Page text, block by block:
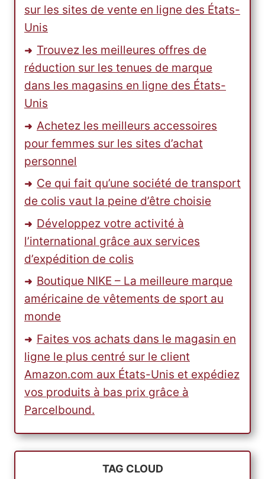
sur les sites de vente en ligne des États-
Unis
Trouvez les meilleures offres de
réduction sur les tenues de marque
dans les magasins en ligne des États-
Unis
Achetez les meilleurs accessoires
pour femmes sur les sites d’achat
personnel
Ce qui fait qu’une société de transport
de colis vaut la peine d’être choisie
Développez votre activité à
l’international grâce aux services
d’expédition de colis
Boutique NIKE – La meilleure marque
américaine de vêtements de sport au
monde
Faites vos achats dans le magasin en
ligne le plus centré sur le client
Amazon.com aux États-Unis et expédiez
vos produits à bas prix grâce à
Parcelbound.
TAG CLOUD